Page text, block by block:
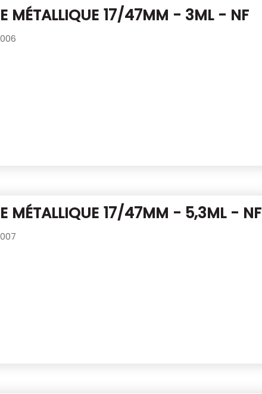
MÉTALLIQUE 17/47MM - 3ML - NF
MÉTALLIQUE 17/47MM - 5,3ML - NF